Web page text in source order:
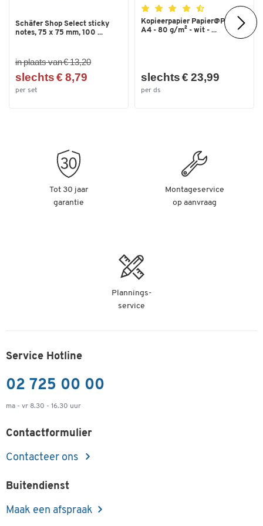
Schäfer Shop Select sticky
notes, 75 x 75 mm, 100 ...
in plaats van € 13,20
slechts € 8,79
per set
Kopieerpapier Papier@Print -
A4 - 80 g/m² - wit - ...
slechts € 23,99
per ds
Tot 30 jaar
garantie
Montageservice
op aanvraag
Plannings-
service
Service Hotline
02 725 00 00
ma - vr 8.30 - 16.30 uur
Contactformulier
Contacteer ons
Buitendienst
Maak een afspraak